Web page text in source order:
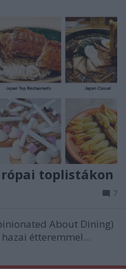
toplistákon
7
About Dining)
étteremmel...